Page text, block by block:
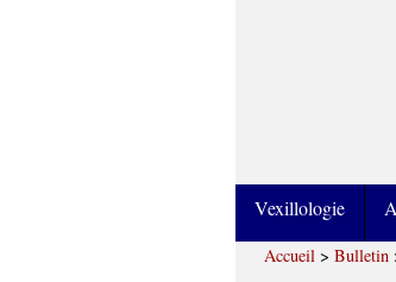
Vexillologie
Accueil > Bulletin